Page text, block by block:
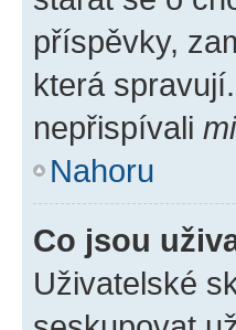
příspěvky,
která
nepřispívali
Nahoru
Co jsou
Uživatelské